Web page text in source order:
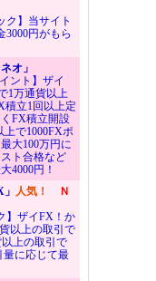
ク】当サイト
3000円がもら
オ」
ント】ザイ
1万通貨以上
積立1回以上定
FX積立開設
上で1000FXポ
大100万円に
ト合格など
4000円！
人気！
Ｎ
】ザイFX！か
以上の取引で
上の取引で
量に応じて最